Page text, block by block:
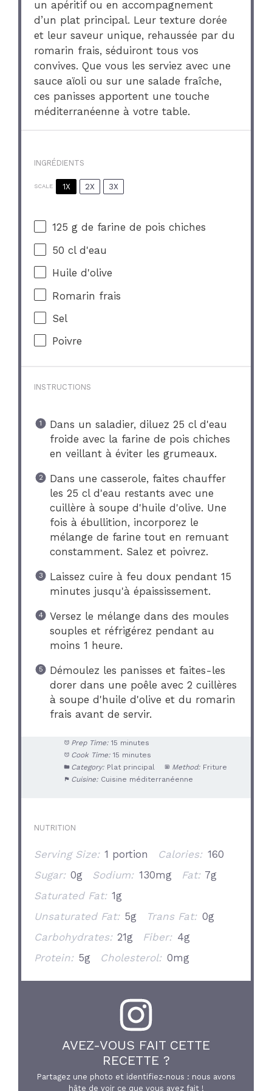
un apéritif ou en accompagnement
d’un plat principal. Leur texture dorée
et leur saveur unique, rehaussée par du
romarin frais, séduiront tous vos
convives. Que vous les serviez avec une
sauce aïoli ou sur une salade fraîche,
ces panisses apportent une touche
méditerranéenne à votre table.
INGRÉDIENTS
SCALE 1X 2X 3X
125 g de farine de pois chiches
50 cl d'eau
Huile d'olive
Romarin frais
Sel
Poivre
INSTRUCTIONS
Dans un saladier, diluez 25 cl d'eau
froide avec la farine de pois chiches
en veillant à éviter les grumeaux.
Dans une casserole, faites chauffer
les 25 cl d'eau restants avec une
cuillère à soupe d'huile d'olive. Une
fois à ébullition, incorporez le
mélange de farine tout en remuant
constamment. Salez et poivrez.
Laissez cuire à feu doux pendant 15
minutes jusqu'à épaississement.
Versez le mélange dans des moules
souples et réfrigérez pendant au
moins 1 heure.
Démoulez les panisses et faites-les
dorer dans une poêle avec 2 cuillères
à soupe d'huile d'olive et du romarin
frais avant de servir.
Prep Time: 15 minutes
Cook Time: 15 minutes
Category: Plat principal Method: Friture
Cuisine: Cuisine méditerranéenne
NUTRITION
Serving Size: 1 portion Calories: 160
Sugar: 0g Sodium: 130mg Fat: 7g
Saturated Fat: 1g
Unsaturated Fat: 5g Trans Fat: 0g
Carbohydrates: 21g Fiber: 4g
Protein: 5g Cholesterol: 0mg
AVEZ-VOUS FAIT CETTE
RECETTE ?
Partagez une photo et identifiez-nous : nous avons
hâte de voir ce que vous avez fait !